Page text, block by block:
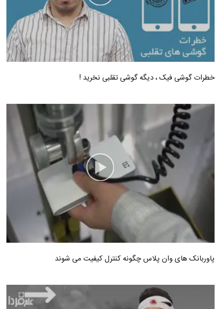
خطرات گوشی فیک ، دیگه گوشی تقلبی نخرید !
پاوربانک های وان پلاس چگونه کنترل کیفیت می شوند